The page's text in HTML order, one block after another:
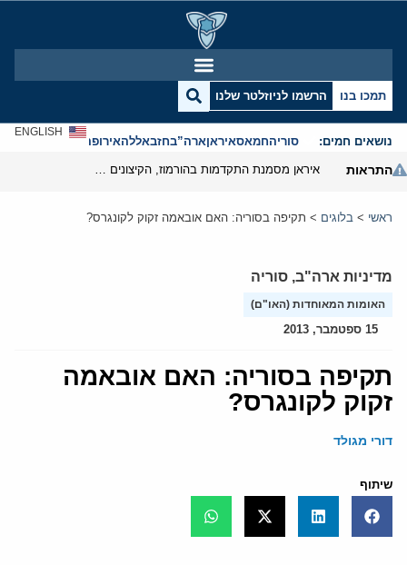
תמכו בנו הרשמו לניוזלטר שלנו
נושאים חמים: סוריהחמאסאיראןארה”בחזבאללהאירופהאנטישמיות
ENGLISH
התראות
ראשי > בלוגים > תקיפה בסוריה: האם אובאמה זקוק לקונגרס?
מדיניות ארה"ב, סוריה
האומות המאוחדות (האו"ם)
15 ספטמבר, 2013
תקיפה בסוריה: האם אובאמה
זקוק לקונגרס?
דורי מגולד
שיתוף